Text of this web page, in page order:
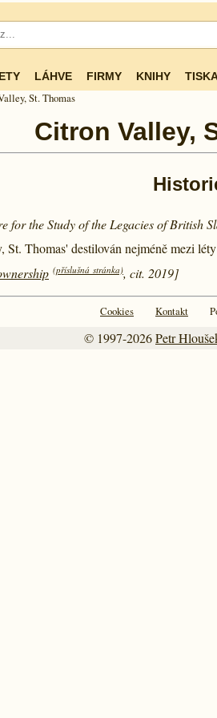
LÁHVE FIRMY KNIHY
St. Thomas
Citron Valley,
for the Study of the Legacies of British
Thomas' destilován nejméně mezi léty
(příslušná stránka), cit. 2019]
Cookies Kontakt
© 1997-2026Petr